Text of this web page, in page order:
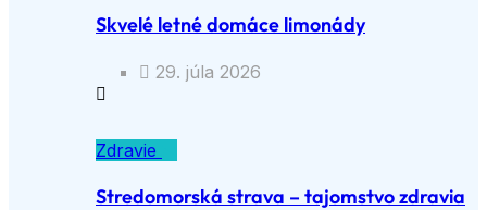
Skvelé letné domáce limonády
29. júla 2026
Zdravie
Stredomorská strava – tajomstvo zdravia